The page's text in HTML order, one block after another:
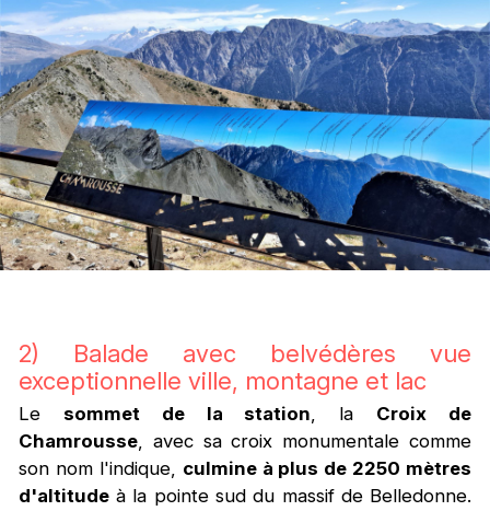
2) Balade avec belvédères vue
exceptionnelle ville, montagne et lac
Le sommet de la station, la Croix de
Chamrousse, avec sa croix monumentale comme
son nom l'indique, culmine à plus de 2250 mètres
d'altitudeà la pointe sud du massif de Belledonne.